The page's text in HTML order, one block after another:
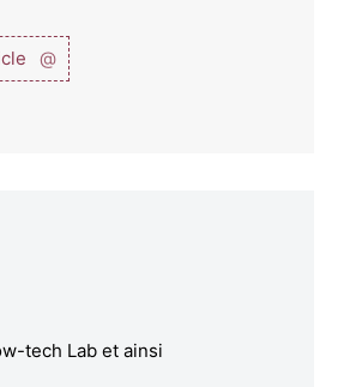
@
tech Lab et ainsi